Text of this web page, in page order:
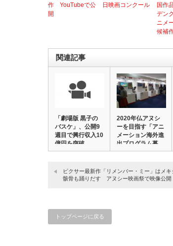
作 YouTubeで公
開
日映画コンクール
国作
デン
ニメ
候補
関連記事
「劇場版 黒子の
バスケ」、公開9
週目で興行収入10
億円を突破
2020年仏アヌシ
ーを目指す「アニ
メーション海外進
出プログラム募…
ピクサー最新作「リメンバー・ミー」はメキ
骸骨も踊りだす アヌシー映画祭で映像公開
トップページに戻る